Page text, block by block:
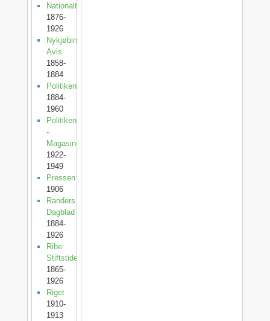
Nationaltidende
1876-
1926
Nykjøbing
Avis
1858-
1884
Politiken
1884-
1960
Politiken
-
Magasinet
1922-
1949
Pressen
1906
Randers
Dagblad
1884-
1926
Ribe
Stiftstidende
1865-
1926
Riget
1910-
1913